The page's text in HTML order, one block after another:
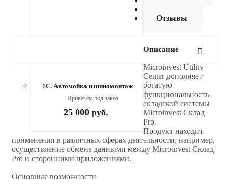
1С. Автомойка и шиномонтаж
Привезем под заказ
25 000руб.
Отзывы
Описание
Microinvest Utility
Center дополняет
богатую
функциональность
складской системы
Microinvest Склад
Pro.
Продукт находит
применения в различных сферах деятельности, например,
осуществление обмена данными между Microinvest Склад
Pro и сторонними приложениями.
Основные возможности